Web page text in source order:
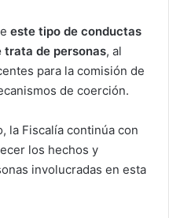
este tipo de conductas
trata de personas, al
para la comisión de
de coerción.
la Fiscalía continúa con
los hechos y
involucradas en esta